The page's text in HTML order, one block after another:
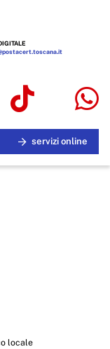
servizi online
locale